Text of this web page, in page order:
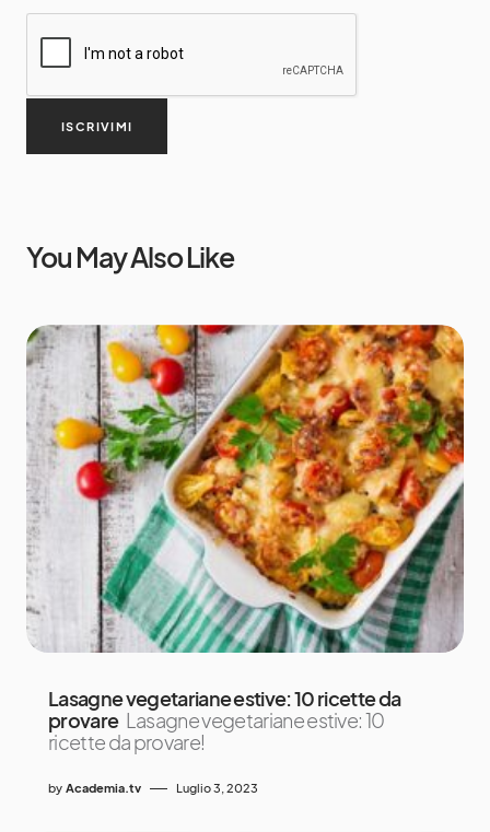
ISCRIVIMI
You May Also Like
Lasagne vegetariane estive: 10 ricette da
provare Lasagne vegetariane estive: 10
ricette da provare!
by Academia.tv Luglio 3, 2023